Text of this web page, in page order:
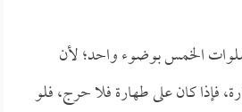
الخمس بوضوء واحد؛ لأن
فإذا كان على طهارة فلا حرج، فلو